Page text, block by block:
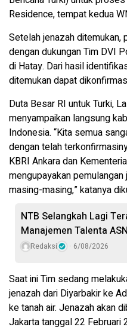
Residence, tempat kedua
Setelah jenazah
dengan dukungan Tim DVI
di Hatay. Dari hasil
ditemukan dapat
Duta Besar RI untuk Turki,
menyampaikan langsung
Indonesia. “Kita semua
dengan telah
KBRI Ankara dan
mengupayakan
masing-masing,” katanya
NTB Selangkah Lagi
Manajemen Talenta ASN
Redaksi 6/08/2026
Saat ini Tim sedang
jenazah dari Diyarbakir ke
ke tanah air. Jenazah akan
Jakarta tanggal 22 Februari